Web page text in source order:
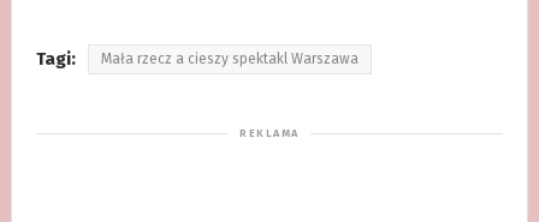
Tagi: Mała rzecz a cieszy spektakl Warszawa